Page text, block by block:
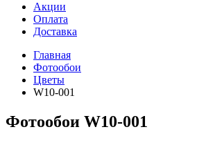
Акции
Оплата
Доставка
Главная
Фотообои
Цветы
W10-001
Фотообои W10-001